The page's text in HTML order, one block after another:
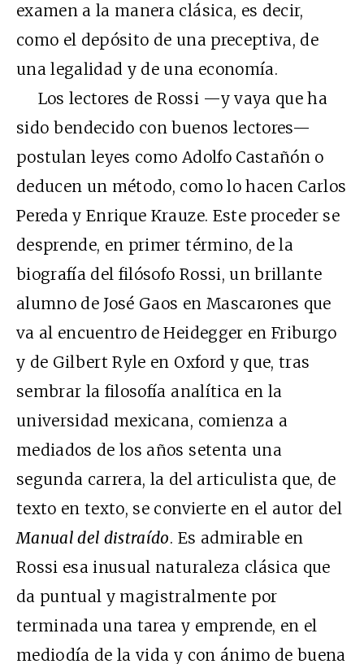
examen a la manera clásica, es decir,
como el depósito de una preceptiva, de
una legalidad y de una economía.
Los lectores de Rossi —y vaya que ha
sido bendecido con buenos lectores—
postulan leyes como Adolfo Castañón o
deducen un método, como lo hacen Carlos
Pereda y Enrique Krauze. Este proceder se
desprende, en primer término, de la
biografía del filósofo Rossi, un brillante
alumno de José Gaos en Mascarones que
va al encuentro de Heidegger en Friburgo
y de Gilbert Ryle en Oxford y que, tras
sembrar la filosofía analítica en la
universidad mexicana, comienza a
mediados de los años setenta una
segunda carrera, la del articulista que, de
texto en texto, se convierte en el autor del
Manual del distraído. Es admirable en
Rossi esa inusual naturaleza clásica que
da puntual y magistralmente por
terminada una tarea y emprende, en el
mediodía de la vida y con ánimo de buena